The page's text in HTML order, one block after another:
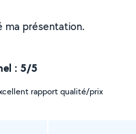
Je n'ai pas encore renseigné ma présentation.
: 5/5
soigné excellent rapport qualité/prix